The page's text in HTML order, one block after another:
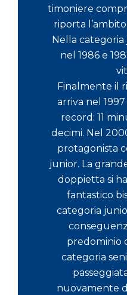
timoniere
riporta
Nella
nel 1986 e
Finalmente il
arriva nel
record: 11
decimi. Nel
protagonista
junior. La
doppietta si
fantastico
categoria
predominio
categoria
nuovamente